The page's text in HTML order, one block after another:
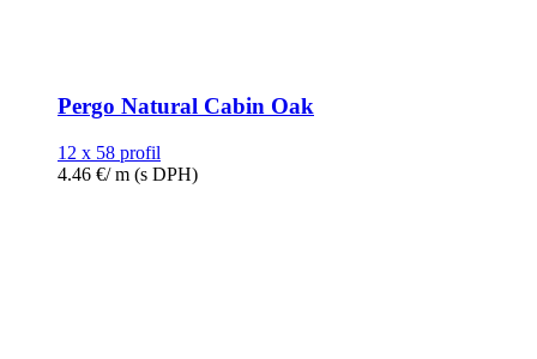
Pergo Natural Cabin Oak
12 x 58 profil
4.46 €/ m (s DPH)